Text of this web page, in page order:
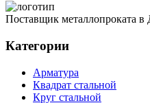
Поставщик металлопроката в
Категории
Арматура
Квадрат стальной
Круг стальной